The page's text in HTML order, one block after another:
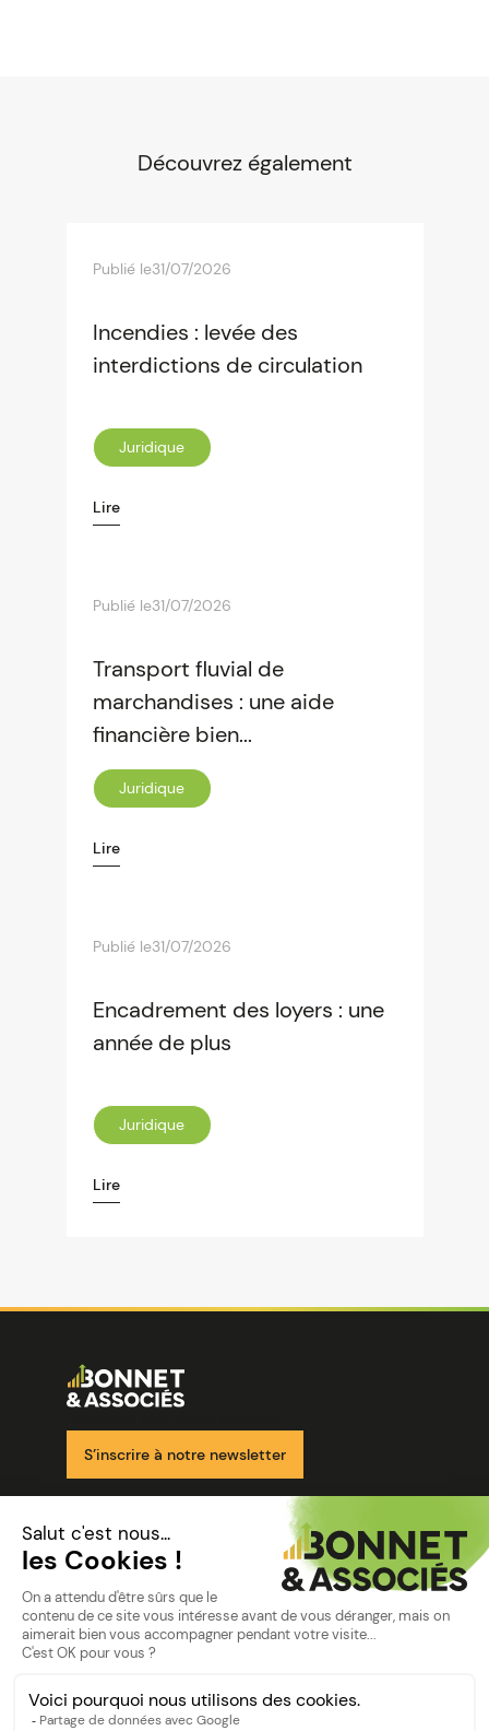
Découvrez également
Publié le31/07/2026
Incendies : levée des
interdictions de circulation
Juridique
Lire
Publié le31/07/2026
Transport fluvial de
marchandises : une aide
financière bien...
Juridique
Lire
Publié le31/07/2026
Encadrement des loyers : une
année de plus
Juridique
Lire
Image
S’inscrire à notre newsletter
Nos solutions
Nos cabinets
Mon espace client
Politique de confidentialité